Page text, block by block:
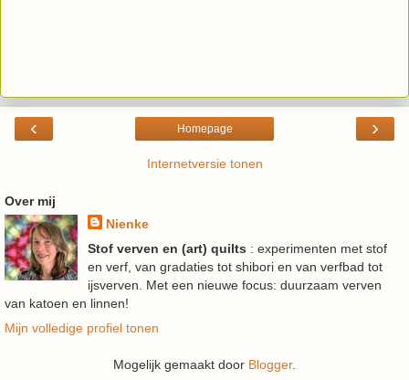
‹ ›
Homepage
Internetversie tonen
Over mij
Nienke
Stof verven en (art) quilts : experimenten met stof
en verf, van gradaties tot shibori en van verfbad tot
ijsverven. Met een nieuwe focus: duurzaam verven
van katoen en linnen!
Mijn volledige profiel tonen
Mogelijk gemaakt door Blogger.